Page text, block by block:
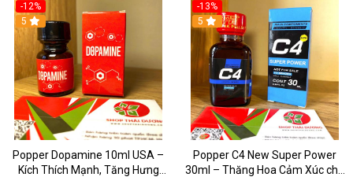
-12%
5
Popper Dopamine 10ml USA –
Kích Thích Mạnh, Tăng Hưng
-13%
5
Popper C4 New Super Power
30ml – Thăng Hoa Cảm Xúc cho